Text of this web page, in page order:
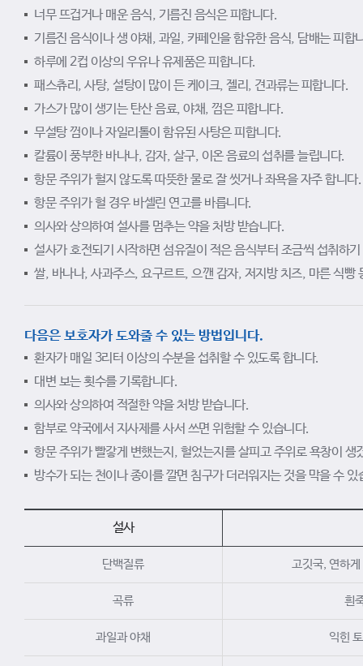
너무 뜨겁거나 매운 음식, 기름진 음식은 피합니다.
기름진 음식이나 생 야채, 과일, 카페인을 함유한 음식, 담배는 피합
하루에 2컵 이상의 우유나 유제품은 피합니다.
패스츄리, 사탕, 설탕이 많이 든 케이크, 젤리, 견과류는 피합니다.
가스가 많이 생기는 탄산 음료, 야채, 껌은 피합니다.
무설탕 껌이나 자일리톨이 함유된 사탕은 피합니다.
칼륨이 풍부한 바나나, 감자, 살구, 이온 음료의 섭취를 늘립니다.
항문 주위가 헐지 않도록 따뜻한 물로 잘 씻거나 좌욕을 자주 합니다.
항문 주위가 헐 경우 바셀린 연고를 바릅니다.
의사와 상의하여 설사를 멈추는 약을 처방 받습니다.
설사가 호전되기 시작하면 섬유질이 적은 음식부터 조금씩 섭취하
쌀, 바나나, 사과주스, 요구르트, 으깬 감자, 저지방 치즈, 마른 식빵
다음은 보호자가 도와줄 수 있는 방법입니다.
환자가 매일 3리터 이상의 수분을 섭취할 수 있도록 합니다.
대변 보는 횟수를 기록합니다.
의사와 상의하여 적절한 약을 처방 받습니다.
함부로 약국에서 지사제를 사서 쓰면 위험할 수 있습니다.
항문 주위가 빨갛게 변했는지, 헐었는지를 살피고 주위로 욕창이 생
방수가 되는 천이나 종이를 깔면 침구가 더러워지는 것을 막을 수 있
설사
단백질류 고깃국, 연하
곡류 흰
과일과 야채 익힌